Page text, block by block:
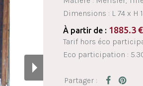
Dimensions : L 74 x H
À partir de : 1885.3 €
Tarif hors éco
Eco participation :